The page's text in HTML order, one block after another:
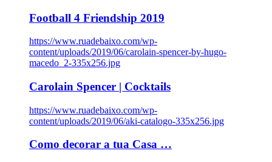
Football 4 Friendship 2019
https://www.ruadebaixo.com/wp-
content/uploads/2019/06/carolain-spencer-by-hugo-
macedo_2-335x256.jpg
Carolain Spencer | Cocktails
https://www.ruadebaixo.com/wp-
content/uploads/2019/06/aki-catalogo-335x256.jpg
Como decorar a tua Casa …